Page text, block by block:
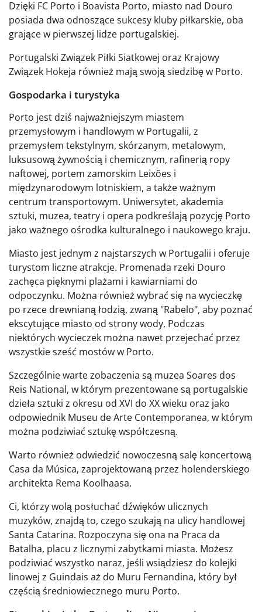
Dzięki FC Porto i Boavista Porto, miasto nad Douro
posiada dwa odnoszące sukcesy kluby piłkarskie, oba
grające w pierwszej lidze portugalskiej.
Portugalski Związek Piłki Siatkowej oraz Krajowy
Związek Hokeja również mają swoją siedzibę w Porto.
Gospodarka i turystyka
Porto jest dziś najważniejszym miastem
przemysłowym i handlowym w Portugalii, z
przemysłem tekstylnym, skórzanym, metalowym,
luksusową żywnością i chemicznym, rafinerią ropy
naftowej, portem zamorskim Leixões i
międzynarodowym lotniskiem, a także ważnym
centrum transportowym. Uniwersytet, akademia
sztuki, muzea, teatry i opera podkreślają pozycję Porto
jako ważnego ośrodka kulturalnego i naukowego kraju.
Miasto jest jednym z najstarszych w Portugalii i oferuje
turystom liczne atrakcje. Promenada rzeki Douro
zachęca pięknymi plażami i kawiarniami do
odpoczynku. Można również wybrać się na wycieczkę
po rzece drewnianą łodzią, zwaną "Rabelo", aby poznać
ekscytujące miasto od strony wody. Podczas
niektórych wycieczek można nawet przejechać przez
wszystkie sześć mostów w Porto.
Szczególnie warte zobaczenia są muzea Soares dos
Reis National, w którym prezentowane są portugalskie
dzieła sztuki z okresu od XVI do XX wieku oraz jako
odpowiednik Museu de Arte Contemporanea, w którym
można podziwiać sztukę współczesną.
Warto również odwiedzić nowoczesną salę koncertową
Casa da Música, zaprojektowaną przez holenderskiego
architekta Rema Koolhaasa.
Ci, którzy wolą posłuchać dźwięków ulicznych
muzyków, znajdą to, czego szukają na ulicy handlowej
Santa Catarina. Rozpoczyna się ona na Praca da
Batalha, placu z licznymi zabytkami miasta. Możesz
podziwiać wszystko naraz, jeśli wsiądziesz do kolejki
linowej z Guindais aż do Muru Fernandina, który był
częścią średniowiecznego muru Porto.